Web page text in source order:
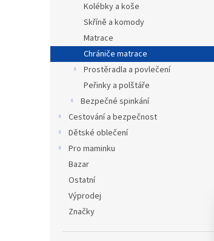
Kolébky a koše
Skříně a komody
Matrace
Chrániče matrace
Prostěradla a povlečení
Peřinky a polštáře
Bezpečné spinkání
Cestování a bezpečnost
Dětské oblečení
Pro maminku
Bazar
Ostatní
Výprodej
Značky